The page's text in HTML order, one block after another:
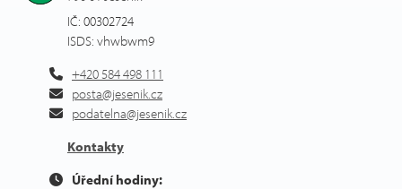
IČ: 00302724
ISDS: vhwbwm9
+420 584 498 111
posta@jesenik.cz
podatelna@jesenik.cz
Kontakty
Úřední hodiny: